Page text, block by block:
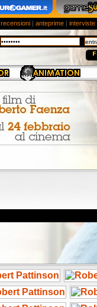
recensioni | anteprime | interviste